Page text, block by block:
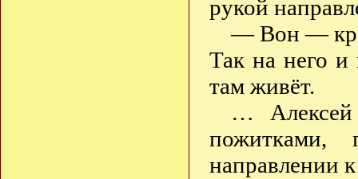
рукой
— Вон —
Так на него
там живёт.
…
направлении